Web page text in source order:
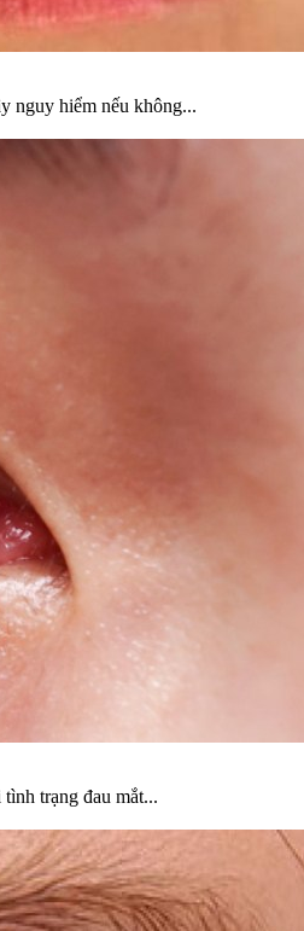
nguy hiểm nếu không...
trạng đau mắt...